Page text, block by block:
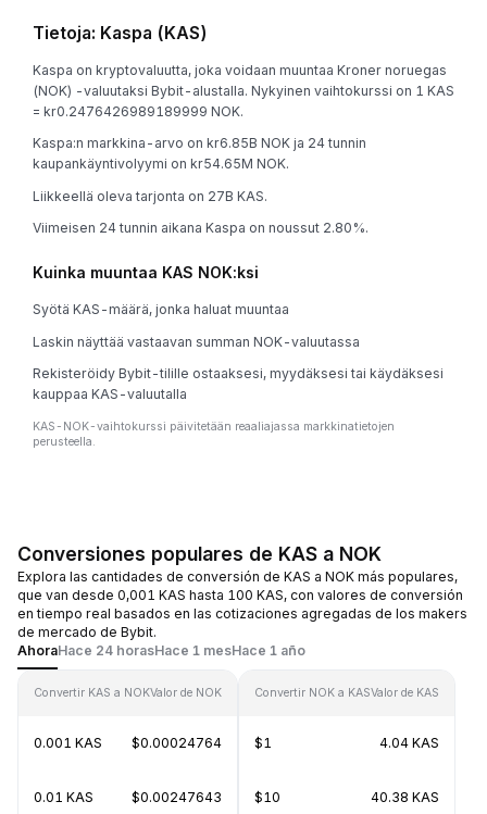
Tietoja: Kaspa (KAS)
Kaspa on kryptovaluutta, joka voidaan muuntaa Kroner noruegas
(NOK) -valuutaksi Bybit-alustalla. Nykyinen vaihtokurssi on 1 KAS
= kr0.2476426989189999 NOK.
Kaspa:n markkina-arvo on kr6.85B NOK ja 24 tunnin
kaupankäyntivolyymi on kr54.65M NOK.
Liikkeellä oleva tarjonta on 27B KAS.
Viimeisen 24 tunnin aikana Kaspa on noussut 2.80%.
Kuinka muuntaa KAS NOK:ksi
Syötä KAS-määrä, jonka haluat muuntaa
Laskin näyttää vastaavan summan NOK-valuutassa
Rekisteröidy Bybit-tilille ostaaksesi, myydäksesi tai käydäksesi
kauppaa KAS-valuutalla
KAS-NOK-vaihtokurssi päivitetään reaaliajassa markkinatietojen
perusteella.
Conversiones populares de KAS a NOK
Explora las cantidades de conversión de KAS a NOK más populares,
que van desde 0,001 KAS hasta 100 KAS, con valores de conversión
en tiempo real basados en las cotizaciones agregadas de los makers
de mercado de Bybit.
AhoraHace 24 horasHace 1 mesHace 1 año
Convertir KAS a NOKValor de NOK
0.001 KAS $0.00024764
0.01 KAS $0.00247643
Convertir NOK a KASValor de KAS
$1 4.04 KAS
$10 40.38 KAS